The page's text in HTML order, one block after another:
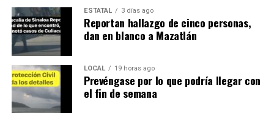
ESTATAL 3 días ago
Reportan hallazgo de cinco personas,
dan en blanco a Mazatlán
LOCAL 19 horas ago
Prevéngase por lo que podría llegar con
el fin de semana